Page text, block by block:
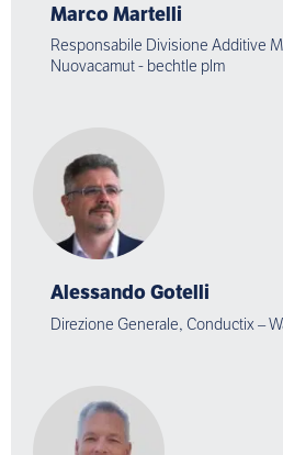
Marco Martelli
Responsabile Divisione Additive
Nuovacamut - bechtle plm
Alessando Gotelli
Direzione Generale, Conductix –